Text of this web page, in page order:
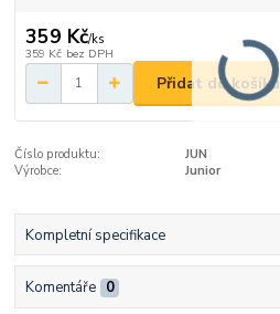
359 Kč/ks
359 Kč bez DPH
Přidat do košíku
Číslo produktu:
JUN
Výrobce:
Junior
Kompletní specifikace
Komentáře 0